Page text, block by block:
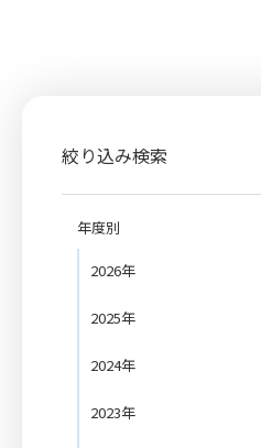
絞り込み検索
年度別
2026年
2025年
2024年
2023年